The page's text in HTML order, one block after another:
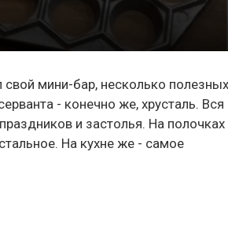
мини-бар, несколько полезных
- конечно же, хрусталь. Вся
и застолья. На полочках
На кухне же - самое